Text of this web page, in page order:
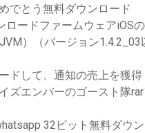
でとう無料ダウンロード
ロードファームウェアiOS
）（バージョン1.4.2_03
ドして、通知の売上を獲得
ズエンバーのゴースト隊
32ビット無料ダウ